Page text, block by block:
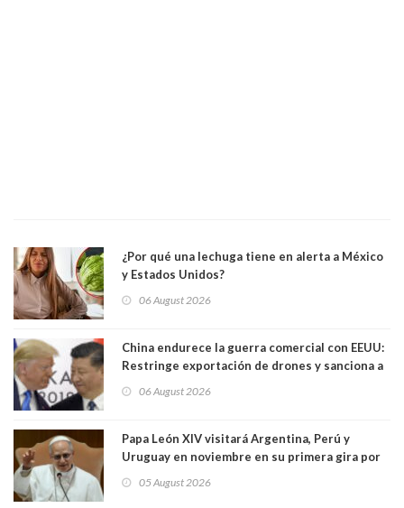
¿Por qué una lechuga tiene en alerta a México
y Estados Unidos?
06 August 2026
China endurece la guerra comercial con EEUU:
Restringe exportación de drones y sanciona a
seis empresas estadounidenses
06 August 2026
Papa León XIV visitará Argentina, Perú y
Uruguay en noviembre en su primera gira por
Sudamérica
05 August 2026